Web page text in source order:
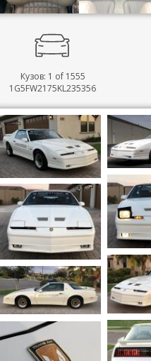
Кузов: 1 of 1555
1G5FW2175KL235356